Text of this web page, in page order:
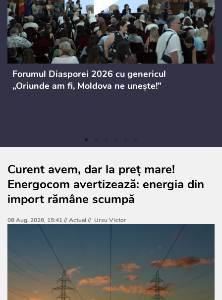
Forumul Diasporei 2026 cu genericul
„Oriunde am fi, Moldova ne unește!”
Curent avem, dar la preț mare!
Energocom avertizează: energia din
import rămâne scumpă
08 Aug. 2026, 15:41 //Actual// Ursu Victor